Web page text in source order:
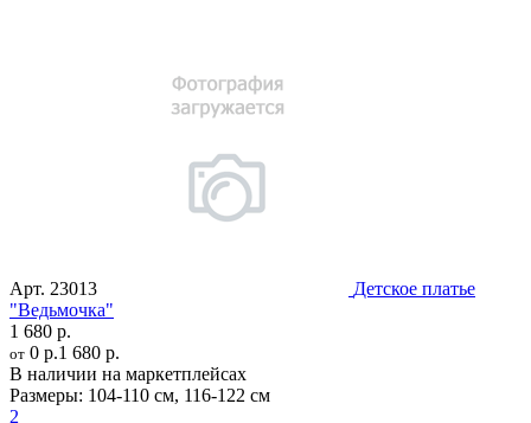
Арт. 23013
Детское платье
"Ведьмочка"
1 680 р.
от 0 р.1 680 р.
В наличии на маркетплейсах
Размеры: 104-110 см, 116-122 см
2